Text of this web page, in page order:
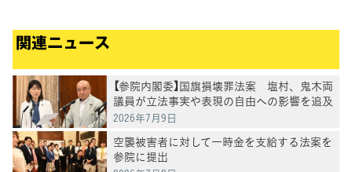
関連ニュース
【参院内閣委】国旗損壊罪法案 塩村、鬼木両
議員が立法事実や表現の自由への影響を追及
2026年7月9日
空襲被害者に対して一時金を支給する法案を
参院に提出